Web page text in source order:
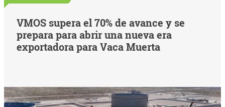
VMOS supera el 70% de avance y se
prepara para abrir una nueva era
exportadora para Vaca Muerta